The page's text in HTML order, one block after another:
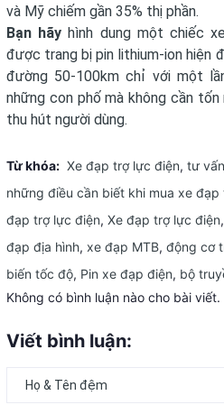
và Mỹ chiếm gần 35% thị phần.
Bạn hãyhình dung một chiếc
được trang bị pin lithium-ion hiện
đường 50-100km chỉ với một
những con phố mà không cần
thu hút người dùng.
Từ khóa: Xe đạp trợ lực điện, tư
những điều cần biết khi mua xe đạp
đạp trợ lực điện, Xe đạp trợ lực điện,
đạp địa hình, xe đạp MTB, động cơ
biến tốc độ, Pin xe đạp điện, bộ
Không có bình luận nào cho bài viết.
Viết bình luận: